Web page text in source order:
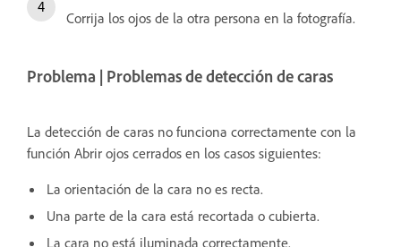
Corrija los ojos de la otra persona en la fotografía.
Problema | Problemas de detección de caras
La detección de caras no funciona correctamente con la
función Abrir ojos cerrados en los casos siguientes:
La orientación de la cara no es recta.
Una parte de la cara está recortada o cubierta.
La cara no está iluminada correctamente.